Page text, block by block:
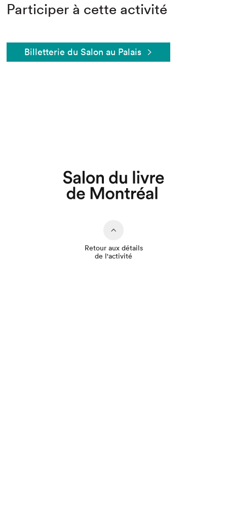
Participer à cette activité
Billetterie du Salon au Palais
Retour aux détails
de l'activité